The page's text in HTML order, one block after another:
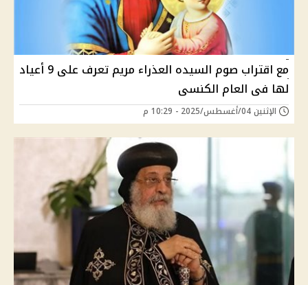
مع اقتراب صوم السيده العذراء مريم تعرف على 9 أعياد
لها فى العام الكنسى
الإثنين 04/أغسطس/2025 - 10:29 م